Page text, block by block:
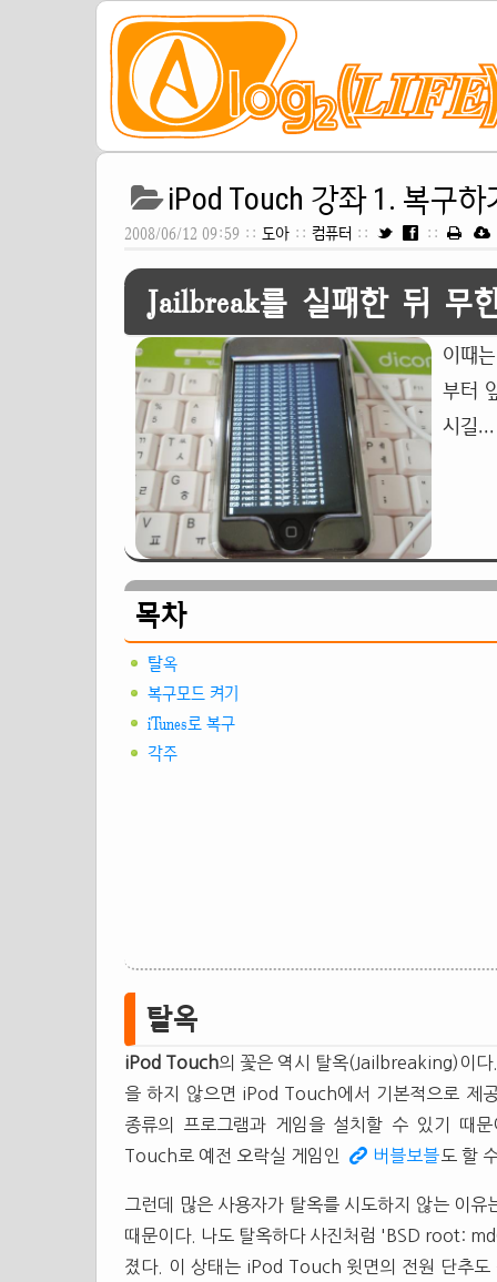
iPod Touch 강좌 1. 복구하
2008/06/12 09:59 :: 도아 :: 컴퓨터 :: ::
Jailbreak를 실패한 뒤 무
이때
부터
시길...
목차
탈옥
복구모드 켜기
iTunes로 복구
각주
탈옥
iPod Touch의 꽃은 역시 탈옥(Jailbreaking)이
을 하지 않으면 iPod Touch에서 기본적으로 제
종류의 프로그램과 게임을 설치할 수 있기 때
Touch로 예전 오락실 게임인
버블보블도 할
그런데 많은 사용자가 탈옥를 시도하지 않는 이
때문이다. 나도 탈옥하다 사진처럼 'BSD root:
졌다. 이 상태는 iPod Touch 윗면의 전원 단추